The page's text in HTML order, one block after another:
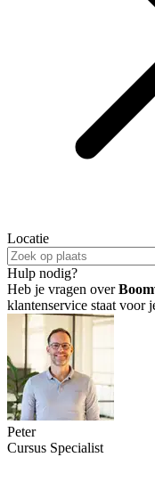
Locatie
Hulp nodig?
Heb je vragen over
klantenservice staat voor
Peter
Cursus Specialist